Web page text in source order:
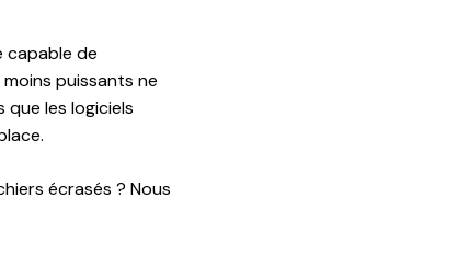
capable de
puissants ne
les logiciels
écrasés ? Nous